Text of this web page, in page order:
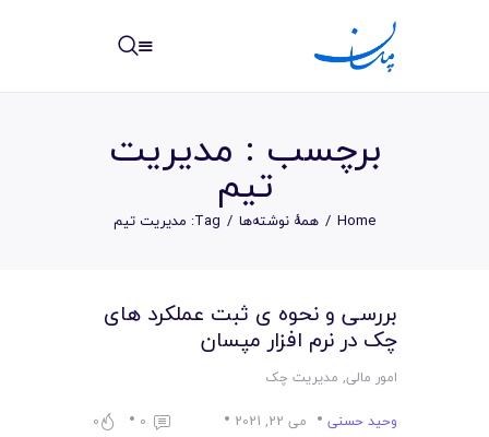
برچسب : مدیریت
تیم
Home همهٔ نوشته‌ها Tag: مدیریت تیم
نوشته ها
مرکز آموزش
بررسی و نحوه ی ثبت عملکرد های
چک در نرم افزار مپسان
امور مالی, مدیریت چک
وحید حسنی
می 22, 2021 0
0